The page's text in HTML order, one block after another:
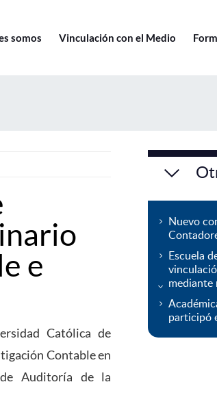
somos Vinculación con el Medio
e
Católica de
Contable en
Auditoría de la
Nuevo
Escuela
mediante
participó